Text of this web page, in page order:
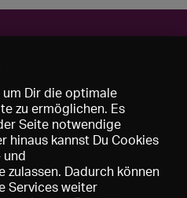
Dir die optimale
zu ermöglichen. Es
Seite notwendige
hinaus kannst Du Cookies
und
zulassen. Dadurch können
Services weiter